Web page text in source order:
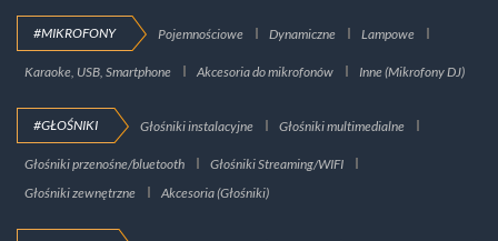
#MIKROFONY Pojemnościowe Dynamiczne Lampowe
Karaoke, USB, Smartphone Akcesoria do mikrofonów Inne (Mikrofony DJ)
#GŁOŚNIKI Głośniki instalacyjne Głośniki multimedialne
Głośniki przenośne/bluetooth
Głośniki Streaming/WIFI
Głośniki zewnętrzne
Akcesoria (Głośniki)